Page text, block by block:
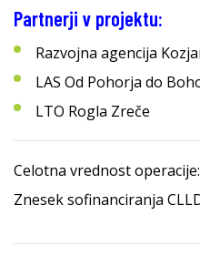
Partnerji v projektu:
Razvojna agencija
LAS Od Pohorja do
LTO Rogla Zreče
Celotna vrednost operacije:
Znesek sofinanciranja